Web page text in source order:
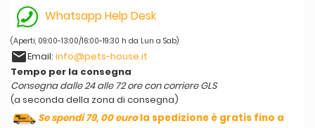
Whatsapp Help Desk
(Aperti, 09:00-13:00/16:00-19:30 h da Lun a Sab)
emailEmail: info@pets-house.it
Tempo per la consegna
Consegna dalle 24 alle 72 ore con corriere GLS
(a seconda della zona di consegna)
Se spendi 79, 00 eurola spedizione è gratis fino a